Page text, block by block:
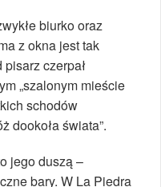
biurko oraz
z okna jest tak
czerpał
„szalonym mieście
schodów
dookoła świata”.
jego duszą –
bary. W La Piedra